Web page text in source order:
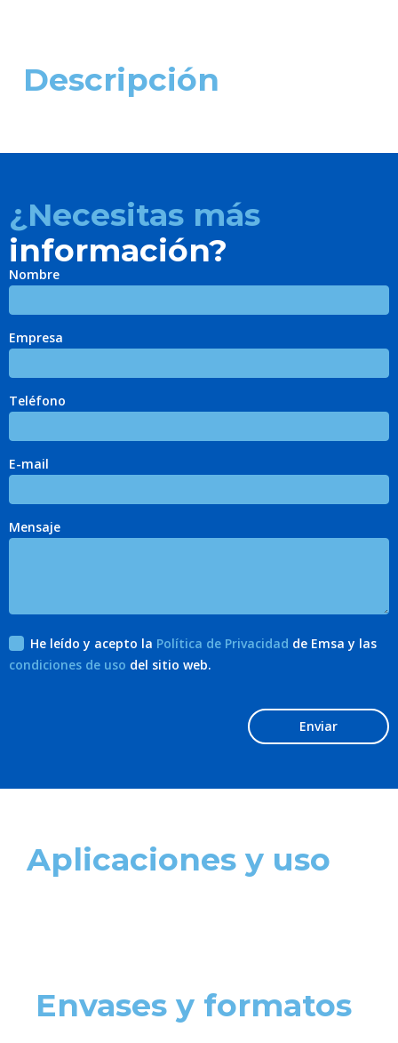
Descripción
¿Necesitas más
información?
Nombre
Empresa
Teléfono
E-mail
Mensaje
He leído y acepto la Política de Privacidad de Emsa y las
condiciones de uso del sitio web.
Enviar
Aplicaciones y uso
Envases y formatos